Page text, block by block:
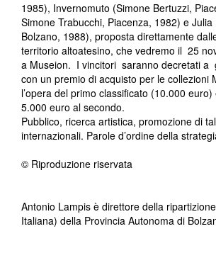
1985), Invernomuto (Simone Bertuzzi,
Simone Trabucchi, Piacenza, 1982) e
Bolzano, 1988), proposta direttamente
territorio altoatesino, che vedremo il 25
a Museion. I vincitori saranno decretati a
con un premio di acquisto per le collezioni
l’opera del primo classificato (10.000
5.000 euro al secondo.
Pubblico, ricerca artistica, promozione di
internazionali. Parole d’ordine della
© Riproduzione riservata
Antonio Lampis è direttore della
Italiana) della Provincia Autonoma di